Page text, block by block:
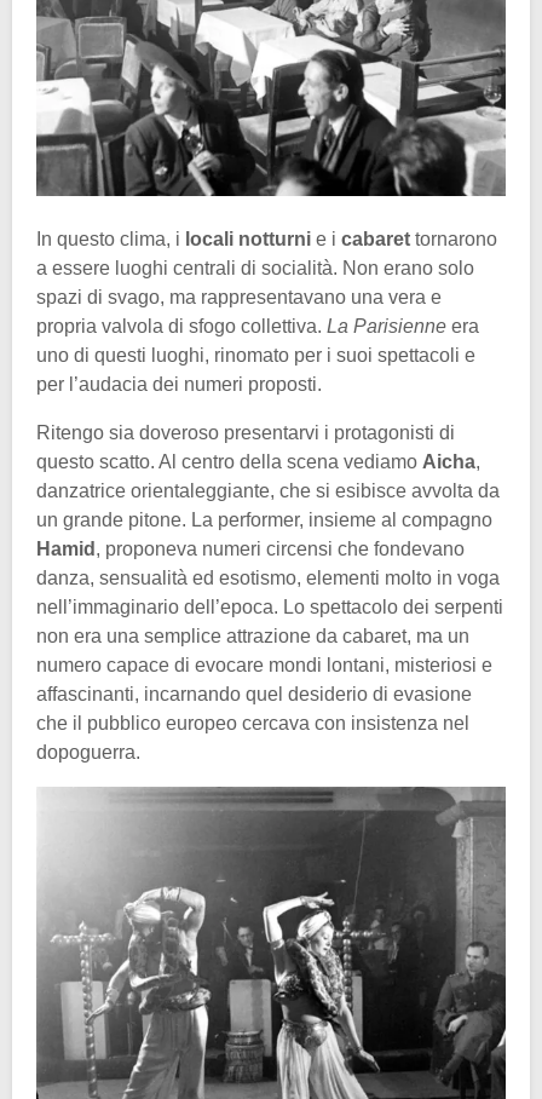
In questo clima, i locali notturni e i cabaret tornarono
a essere luoghi centrali di socialità. Non erano solo
spazi di svago, ma rappresentavano una vera e
propria valvola di sfogo collettiva. La Parisienne era
uno di questi luoghi, rinomato per i suoi spettacoli e
per l’audacia dei numeri proposti.
Ritengo sia doveroso presentarvi i protagonisti di
questo scatto. Al centro della scena vediamo Aicha,
danzatrice orientaleggiante, che si esibisce avvolta da
un grande pitone. La performer, insieme al compagno
Hamid , proponeva numeri circensi che fondevano
danza, sensualità ed esotismo, elementi molto in voga
nell’immaginario dell’epoca. Lo spettacolo dei serpenti
non era una semplice attrazione da cabaret, ma un
numero capace di evocare mondi lontani, misteriosi e
affascinanti, incarnando quel desiderio di evasione
che il pubblico europeo cercava con insistenza nel
dopoguerra.